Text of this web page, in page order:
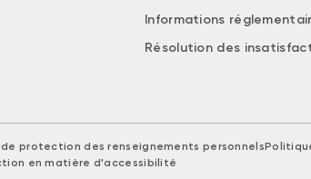
Informations
Résolution des
protection des renseignements personnels
en matière d'accessibilité